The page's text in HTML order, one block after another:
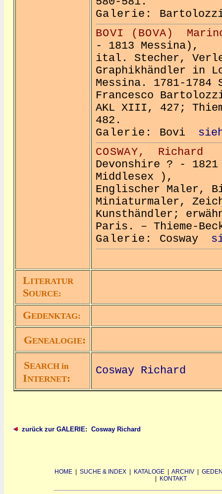
Galerie:
BOVI (BOVA)
- 1813 Messina),
ital. Stecher,
Graphikhändler in
Messina. 1781-1784
Francesco
AKL XIII, 427;
482.
Galerie: Bovi
COSWAY,
Richard
Devonshire ? - 1821
Middlesex ),
Englischer Maler,
Miniaturmaler,
Kunsthändler;
Paris. – Thieme-
Galerie: Cosway
LITERATUR
SOURCE:
GEDENKTAG:
GENEALOGIE:
SEARCH in
INTERNET:
Cosway Richard
zurück zur GALERIE: Cosway Richard
HOME SUCHE & INDEX KATALOGE ARCHIV
KONTAKT